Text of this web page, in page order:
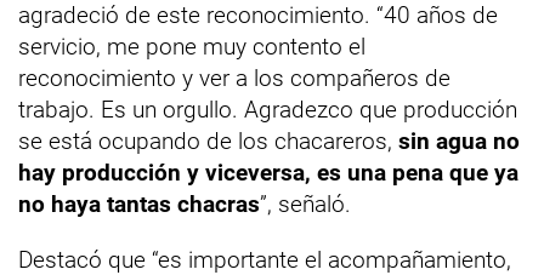
agradeció de este reconocimiento. “40 años de
servicio, me pone muy contento el
reconocimiento y ver a los compañeros de
trabajo. Es un orgullo. Agradezco que producción
se está ocupando de los chacareros, sin agua no
hay producción y viceversa, es una pena que ya
no haya tantas chacras”, señaló.
Destacó que “es importante el acompañamiento,